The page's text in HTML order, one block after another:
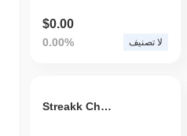
$0.00
0.00% لا تصنيف
Streakk Chain